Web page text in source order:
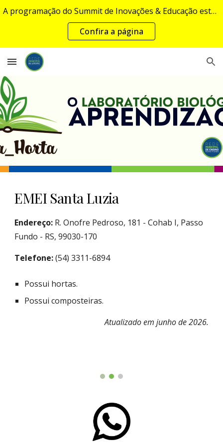
Skip to main content Skip to navigation
A programação do Summit de Inovações & Educação estará disponível em breve...
Confira a página
EMEI Santa Luzia
Endereço: R. Onofre Pedroso, 181 - Cohab I, Passo
Fundo - RS, 99030-170
Telefone:(54) 3311-6894
Possui hortas.
Possui composteiras.
Atualizado em junho de 2026.